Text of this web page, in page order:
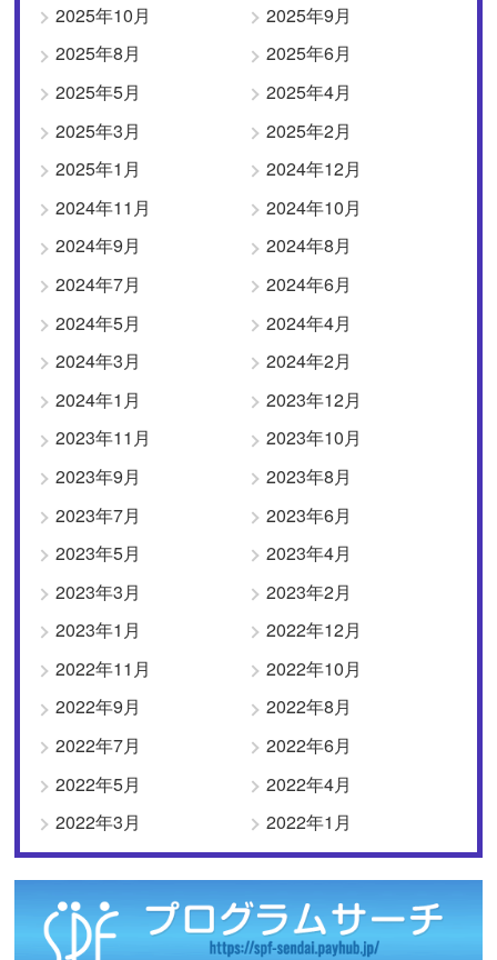
2025年10月
2025年9月
2025年8月
2025年6月
2025年5月
2025年4月
2025年3月
2025年2月
2025年1月
2024年12月
2024年11月
2024年10月
2024年9月
2024年8月
2024年7月
2024年6月
2024年5月
2024年4月
2024年3月
2024年2月
2024年1月
2023年12月
2023年11月
2023年10月
2023年9月
2023年8月
2023年7月
2023年6月
2023年5月
2023年4月
2023年3月
2023年2月
2023年1月
2022年12月
2022年11月
2022年10月
2022年9月
2022年8月
2022年7月
2022年6月
2022年5月
2022年4月
2022年3月
2022年1月